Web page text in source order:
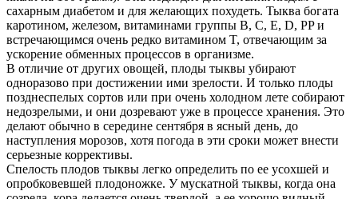
сахарным диабетом и для желающих похудеть. Тыква богата
каротином, железом, витаминами группы B, C, E, D, PP и
встречающимся очень редко витамином T, отвечающим за
ускорение обменных процессов в организме.
В отличие от других овощей, плоды тыквы убирают
одноразово при достижении ими зрелости. И только плоды
позднеспелых сортов или при очень холодном лете собирают
недозрелыми, и они дозревают уже в процессе хранения. Это
делают обычно в середине сентября в ясный день, до
наступления морозов, хотя погода в эти сроки может внести
серьезные коррективы.
Спелость плодов тыквы легко определить по ее усохшей и
опробковевшей плодоножке. У мускатной тыквы, когда она